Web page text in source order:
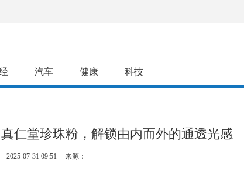
汽车 健康 科技
仁堂珍珠粉，解锁由内而外的通透光感
2025-07-31 09:51 来源：